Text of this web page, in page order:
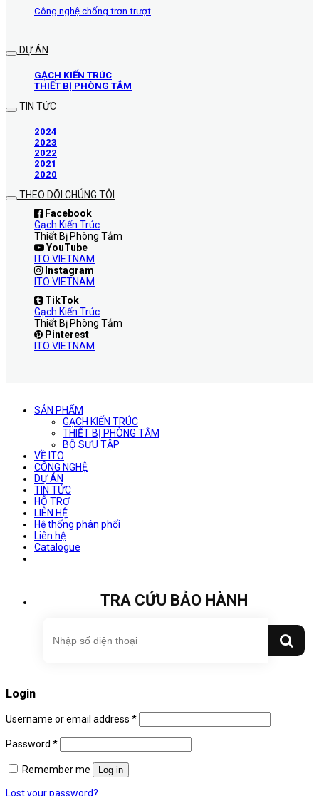
Công nghệ chống trơn trượt
DỰ ÁN
GẠCH KIẾN TRÚC
THIẾT BỊ PHÒNG TẮM
TIN TỨC
2024
2023
2022
2021
2020
THEO DÕI CHÚNG TÔI
Facebook
Gạch Kiến Trúc
Thiết Bị Phòng Tắm
YouTube
ITO VIETNAM
Instagram
ITO VIETNAM
TikTok
Gạch Kiến Trúc
Thiết Bị Phòng Tắm
Pinterest
ITO VIETNAM
SẢN PHẨM
GẠCH KIẾN TRÚC
THIẾT BỊ PHÒNG TẮM
BỘ SƯU TẬP
VỀ ITO
CÔNG NGHỆ
DỰ ÁN
TIN TỨC
HỖ TRỢ
LIÊN HỆ
Hệ thống phân phối
Liên hệ
Catalogue
TRA CỨU BẢO HÀNH
Login
Username or email address *
Password *
Remember me Log in
Lost your password?